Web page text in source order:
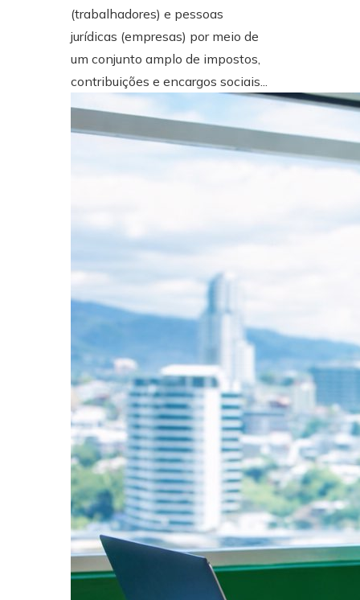
(trabalhadores) e pessoas
jurídicas (empresas) por meio de
um conjunto amplo de impostos,
contribuições e encargos sociais...